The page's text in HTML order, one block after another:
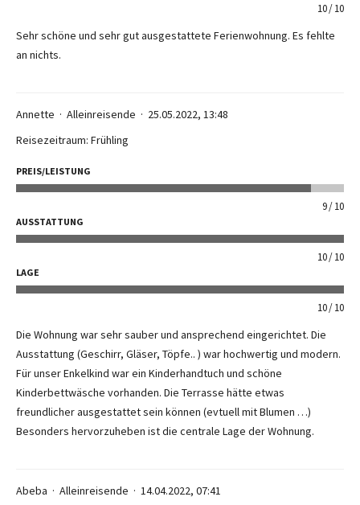
10 10
Sehr schöne und sehr gut ausgestattete Ferienwohnung. Es fehlte
an nichts.
Annette Alleinreisende
25.05.2022, 13:48
Reisezeitraum: Frühling
PREIS/LEISTUNG
9 10
AUSSTATTUNG
10 10
LAGE
10 10
Die Wohnung war sehr sauber und ansprechend eingerichtet. Die
Ausstattung (Geschirr, Gläser, Töpfe.. ) war hochwertig und modern.
Für unser Enkelkind war ein Kinderhandtuch und schöne
Kinderbettwäsche vorhanden. Die Terrasse hätte etwas
freundlicher ausgestattet sein können (evtuell mit Blumen …)
Besonders hervorzuheben ist die centrale Lage der Wohnung.
Abeba Alleinreisende
14.04.2022, 07:41